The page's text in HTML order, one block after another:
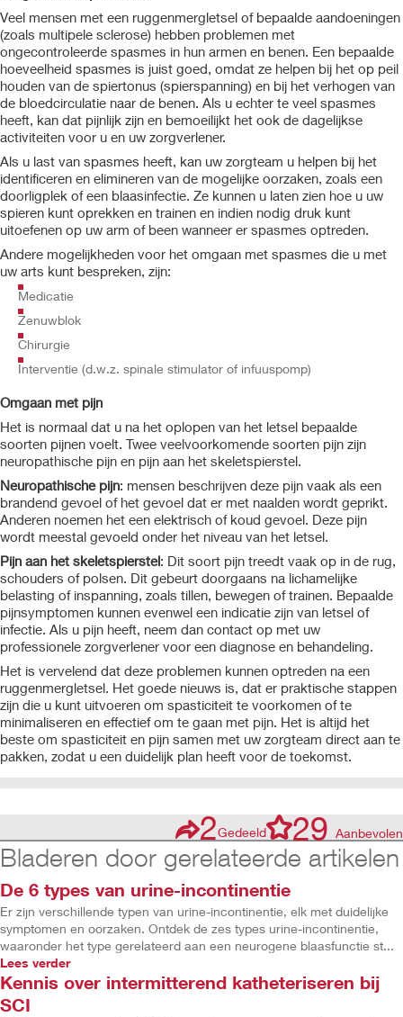
Veel mensen met een ruggenmergletsel of bepaalde aandoeningen
(zoals multipele sclerose) hebben problemen met
ongecontroleerde spasmes in hun armen en benen. Een bepaalde
hoeveelheid spasmes is juist goed, omdat ze helpen bij het op peil
houden van de spiertonus (spierspanning) en bij het verhogen van
de bloedcirculatie naar de benen. Als u echter te veel spasmes
heeft, kan dat pijnlijk zijn en bemoeilijkt het ook de dagelijkse
activiteiten voor u en uw zorgverlener.
Als u last van spasmes heeft, kan uw zorgteam u helpen bij het
identificeren en elimineren van de mogelijke oorzaken, zoals een
doorligplek of een blaasinfectie. Ze kunnen u laten zien hoe u uw
spieren kunt oprekken en trainen en indien nodig druk kunt
uitoefenen op uw arm of been wanneer er spasmes optreden.
Andere mogelijkheden voor het omgaan met spasmes die u met
uw arts kunt bespreken, zijn:
Medicatie
Zenuwblok
Chirurgie
Interventie (d.w.z. spinale stimulator of infuuspomp)
Omgaan met pijn
Het is normaal dat u na het oplopen van het letsel bepaalde
soorten pijnen voelt. Twee veelvoorkomende soorten pijn zijn
neuropathische pijn en pijn aan het skeletspierstel.
Neuropathische pijn: mensen beschrijven deze pijn vaak als een
brandend gevoel of het gevoel dat er met naalden wordt geprikt.
Anderen noemen het een elektrisch of koud gevoel. Deze pijn
wordt meestal gevoeld onder het niveau van het letsel.
Pijn aan het skeletspierstel: Dit soort pijn treedt vaak op in de rug,
schouders of polsen. Dit gebeurt doorgaans na lichamelijke
belasting of inspanning, zoals tillen, bewegen of trainen. Bepaalde
pijnsymptomen kunnen evenwel een indicatie zijn van letsel of
infectie. Als u pijn heeft, neem dan contact op met uw
professionele zorgverlener voor een diagnose en behandeling.
Het is vervelend dat deze problemen kunnen optreden na een
ruggenmergletsel. Het goede nieuws is, dat er praktische stappen
zijn die u kunt uitvoeren om spasticiteit te voorkomen of te
minimaliseren en effectief om te gaan met pijn. Het is altijd het
beste om spasticiteit en pijn samen met uw zorgteam direct aan te
pakken, zodat u een duidelijk plan heeft voor de toekomst.
2Gedeeld 29 Aanbevolen
Bladeren door gerelateerde artikelen
De 6 types van urine-incontinentie
Er zijn verschillende typen van urine-incontinentie, elk met duidelijke
symptomen en oorzaken. Ontdek de zes types urine-incontinentie,
waaronder het type gerelateerd aan een neurogene blaasfunctie st...
Lees verder
Kennis over intermitterend katheteriseren bij
SCI